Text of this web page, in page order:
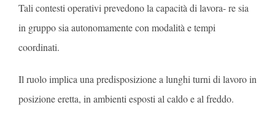
Tali contesti operativi prevedono la capacità di lavora- re sia
in gruppo sia autonomamente con modalità e tempi
coordinati.
Il ruolo implica una predisposizione a lunghi turni di lavoro in
posizione eretta, in ambienti esposti al caldo e al freddo.